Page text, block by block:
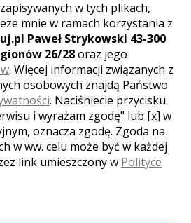
KUJAWSKO-
ZOBACZ LISTĘ
Z INNYCH MIAST:
Włocławek
Brodnica
Nakło Nad Notecią
w tych plikach,
mnie w ramach korzystania z
Paweł Strykowski 43-300
26/28oraz jego
. Więcej informacji związanych z
osobowych znajdą Państwo
. Naciśniecie przycisku
i wyrażam zgodę" lub [x] w
oznacza zgodę. Zgoda na
w ww. celu może być w każdej
link umieszczony w Polityce